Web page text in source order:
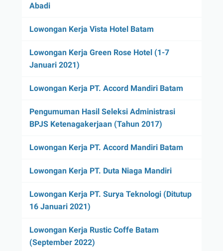
Abadi
Lowongan Kerja Vista Hotel Batam
Lowongan Kerja Green Rose Hotel (1-7
Januari 2021)
Lowongan Kerja PT. Accord Mandiri Batam
Pengumuman Hasil Seleksi Administrasi
BPJS Ketenagakerjaan (Tahun 2017)
Lowongan Kerja PT. Accord Mandiri Batam
Lowongan Kerja PT. Duta Niaga Mandiri
Lowongan Kerja PT. Surya Teknologi (Ditutup
16 Januari 2021)
Lowongan Kerja Rustic Coffe Batam
(September 2022)